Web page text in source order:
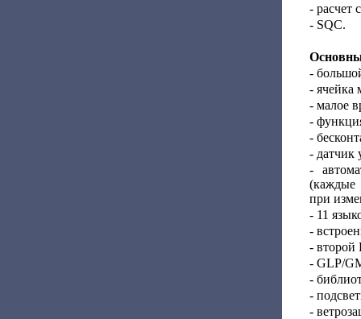
- расчет
- SQC.
-
- ячейка
- малое
-
-
- датчик
-
(каждые
при
- 11
-
- второй
- GLP/
-
-
-